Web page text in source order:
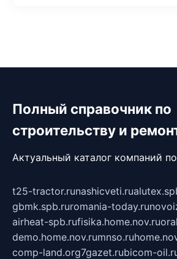
Полный справочник по
строительству и
Актуальный каталог компаний
t25-tractor.runashicveti.ru
gbmk.spb.ruromania-today.ru
airheat-spb.rufisika.home.nov.ru
demo.home.nov.rumnso.ru
comp-land.org7gazet.rubicom-